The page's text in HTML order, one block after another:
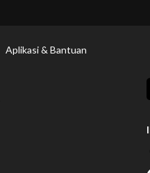
Aplikasi & Bantuan